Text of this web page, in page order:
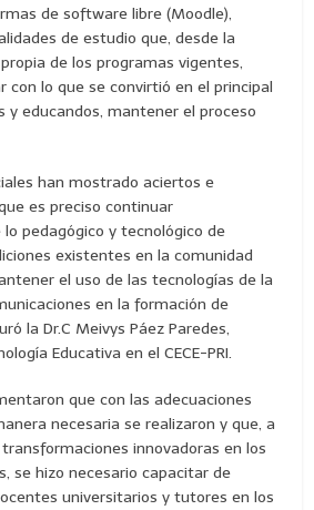
de software libre (Moodle),
de estudio que, desde la
de los programas vigentes,
con lo que se convirtió en el principal
y educandos, mantener el proceso
han mostrado aciertos e
es preciso continuar
pedagógico y tecnológico de
existentes en la comunidad
el uso de las tecnologías de la
en la formación de
la Dr.C Meivys Páez Paredes,
Educativa en el CECE-PRI.
que con las adecuaciones
necesaria se realizaron y que, a
innovadoras en los
se hizo necesario capacitar de
universitarios y tutores en los